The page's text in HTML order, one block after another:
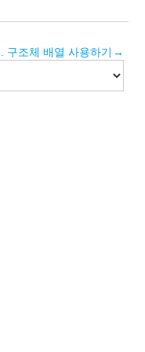
구조체 배열 사용하기 →